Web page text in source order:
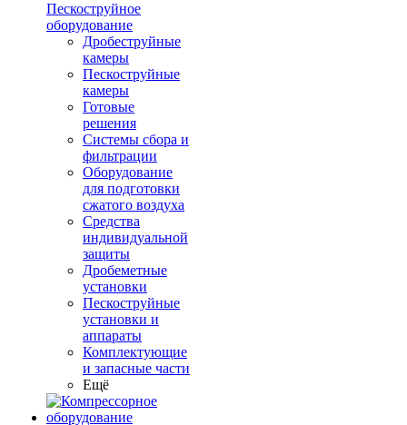
Пескоструйное
оборудование
Дробеструйные
камеры
Пескоструйные
камеры
Готовые
решения
Системы сбора и
фильтрации
Оборудование
для подготовки
сжатого воздуха
Средства
индивидуальной
защиты
Дробеметные
установки
Пескоструйные
установки и
аппараты
Комплектующие
и запасные части
Ещё